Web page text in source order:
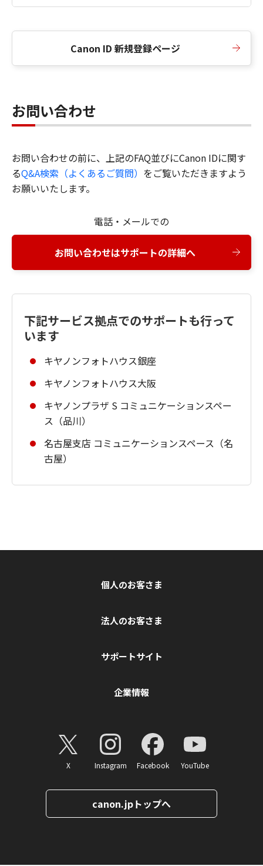
Canon ID 新規登録ページ
お問い合わせ
お問い合わせの前に、上記のFAQ並びにCanon IDに関す
るQ&A検索（よくあるご質問） をご覧いただきますよう
お願いいたします。
電話・メールでの
お問い合わせはサポートの詳細へ
下記サービス拠点でのサポートも行って
います
キヤノンフォトハウス銀座
キヤノンフォトハウス大阪
キヤノンプラザ S コミュニケーションスペー
ス（品川）
名古屋支店 コミュニケーションスペース（名
古屋）
個人のお客さま
法人のお客さま
サポートサイト
企業情報
X Instagram Facebook YouTube
canon.jpトップへ